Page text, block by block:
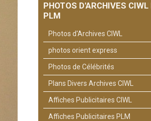
PHOTOS D'ARCHIVES CIWL
PLM
Photos d'Archives CIWL
photos orient express
Photos de Célébrités
Plans Divers Archives CIWL
Affiches Publicitaires CIWL
Affiches Publicitaires PLM